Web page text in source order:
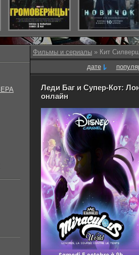
Фильмы и сериалы » Кит
дате
Леди Баг и Супер-Кот:
онлайн